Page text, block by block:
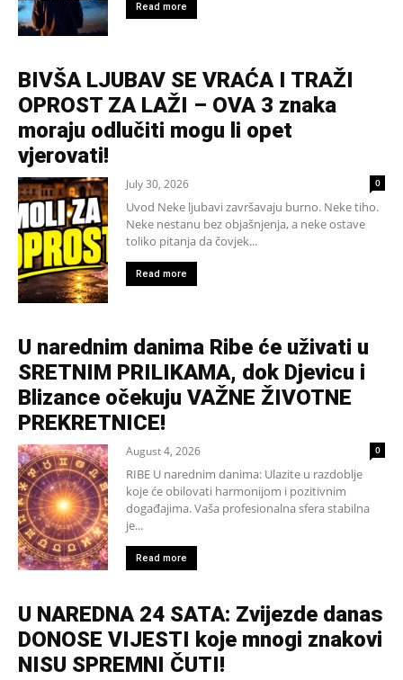
Read more
BIVŠA LJUBAV SE VRAĆA I TRAŽI
OPROST ZA LAŽI – OVA 3 znaka
moraju odlučiti mogu li opet
vjerovati!
July 30, 2026 0
Uvod Neke ljubavi završavaju burno. Neke tiho.
Neke nestanu bez objašnjenja, a neke ostave
toliko pitanja da čovjek...
Read more
U narednim danima Ribe će uživati u
SRETNIM PRILIKAMA, dok Djevicu i
Blizance očekuju VAŽNE ŽIVOTNE
PREKRETNICE!
August 4, 2026 0
RIBE U narednim danima: Ulazite u razdoblje
koje će obilovati harmonijom i pozitivnim
događajima. Vaša profesionalna sfera stabilna
je...
Read more
U NAREDNA 24 SATA: Zvijezde danas
DONOSE VIJESTI koje mnogi znakovi
NISU SPREMNI ČUTI!